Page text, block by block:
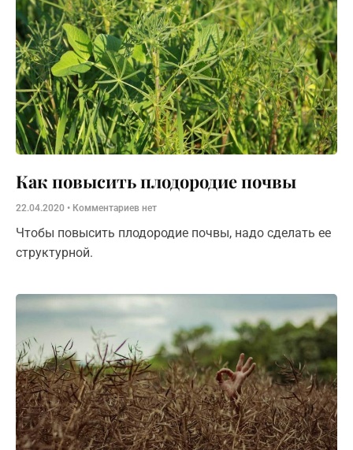
Как повысить плодородие почвы
22.04.2020 Комментариев нет
Чтобы повысить плодородие почвы, надо сделать ее
структурной.